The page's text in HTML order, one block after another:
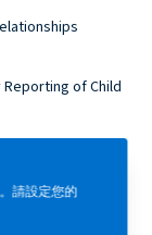
Reporting of Child
請設定您的